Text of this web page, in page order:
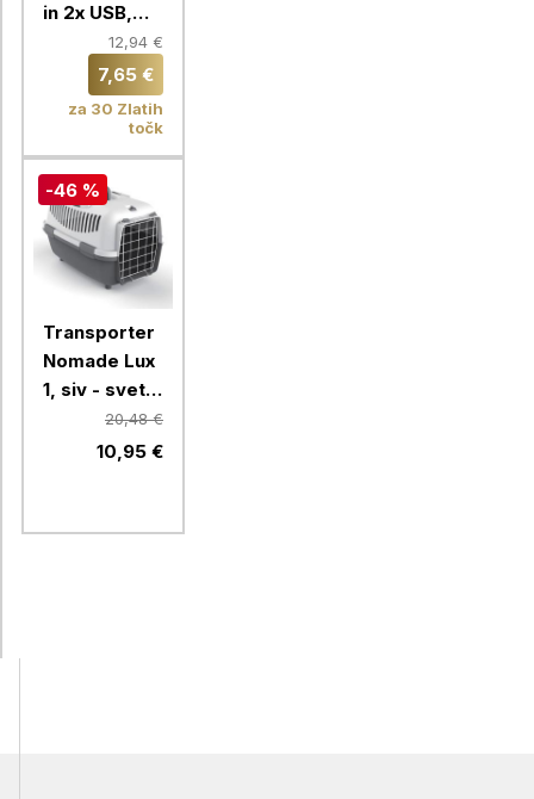
in 2x USB,
12,94 €
7,65 €
za 30 Zlatih
točk
-46 %
Transporter
Nomade Lux
1, siv - svetlo
20,48 €
10,95 €